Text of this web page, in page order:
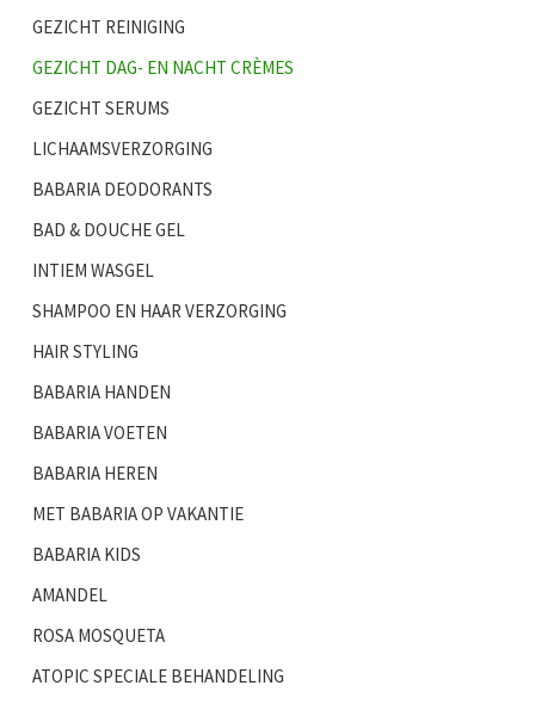
GEZICHT REINIGING
GEZICHT DAG- EN NACHT CRÈMES
GEZICHT SERUMS
LICHAAMSVERZORGING
BABARIA DEODORANTS
BAD & DOUCHE GEL
INTIEM WASGEL
SHAMPOO EN HAAR VERZORGING
HAIR STYLING
BABARIA HANDEN
BABARIA VOETEN
BABARIA HEREN
MET BABARIA OP VAKANTIE
BABARIA KIDS
AMANDEL
ROSA MOSQUETA
ATOPIC SPECIALE BEHANDELING